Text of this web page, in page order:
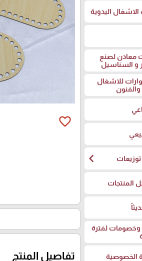
اليدوية
معادن لصنع
و السناسيل
للاشغال
والفنون
توزيعات chevron_left
المنتجات
لفترة
الخصوصية
favorite_border
تفاصيل المنتج